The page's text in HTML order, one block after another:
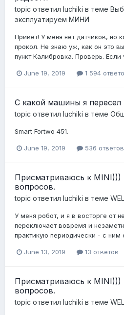
topic ответил luchiki в теме
эксплуатируем МИНИ
Привет! У меня нет датчиков, но
прокол. Не знаю уж, как он это
пункт Калибровка. Проверь. Если
June 19, 2019 1 594
С какой машины я пересел
topic ответил luchiki в теме
Smart Fortwo 451.
June 19, 2019 536 ответов
Присматриваюсь к MINI)))
вопросов.
topic ответил luchiki в теме
У меня робот, и я в восторге от
переключает вовремя и
практикую периодически - с ним
June 13, 2019 13 ответов
Присматриваюсь к MINI)))
вопросов.
topic ответил luchiki в теме